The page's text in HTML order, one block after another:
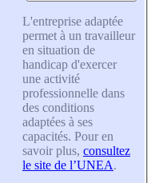
L'entreprise adaptée
permet à un travailleur
en situation de
handicap d'exercer
une activité
professionnelle dans
des conditions
adaptées à ses
capacités. Pour en
savoir plus, consultez
le site de l’UNEA.